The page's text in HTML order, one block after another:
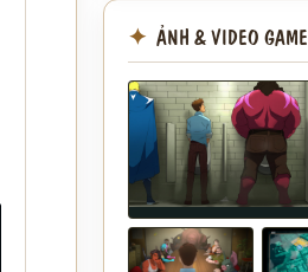
ẢNH & VIDEO GAME